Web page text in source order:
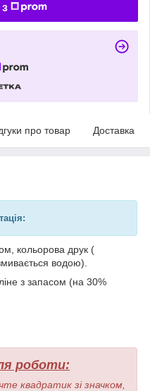
про товар Доставка
кольорова друк (
водою).
з запасом (на 30%
роботи:
квадратик зі значком,